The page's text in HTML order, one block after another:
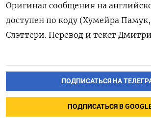
Оригинал сообщения на
доступен по коду (Хумейра
Слэттери. ‌Перевод и текст
ПОДПИСАТЬСЯ НА
ПОДПИСАТЬСЯ В